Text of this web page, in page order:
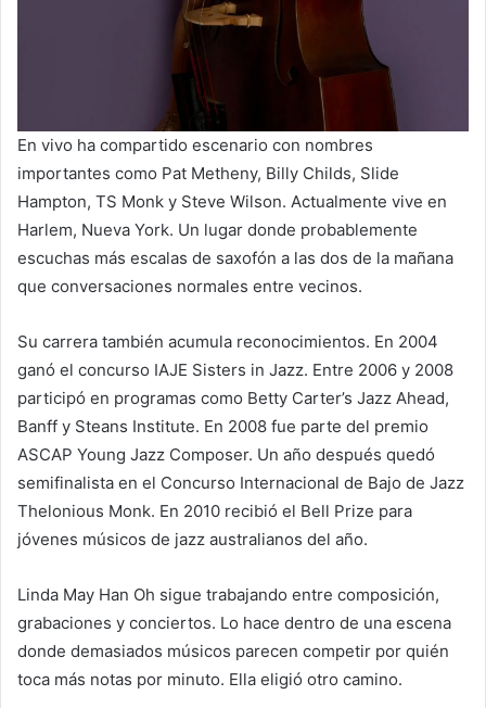
En vivo ha compartido escenario con nombres
importantes como Pat Metheny, Billy Childs, Slide
Hampton, TS Monk y Steve Wilson. Actualmente vive en
Harlem, Nueva York. Un lugar donde probablemente
escuchas más escalas de saxofón a las dos de la mañana
que conversaciones normales entre vecinos.
Su carrera también acumula reconocimientos. En 2004
ganó el concurso IAJE Sisters in Jazz. Entre 2006 y 2008
participó en programas como Betty Carter’s Jazz Ahead,
Banff y Steans Institute. En 2008 fue parte del premio
ASCAP Young Jazz Composer. Un año después quedó
semifinalista en el Concurso Internacional de Bajo de Jazz
Thelonious Monk. En 2010 recibió el Bell Prize para
jóvenes músicos de jazz australianos del año.
Linda May Han Oh sigue trabajando entre composición,
grabaciones y conciertos. Lo hace dentro de una escena
donde demasiados músicos parecen competir por quién
toca más notas por minuto. Ella eligió otro camino.